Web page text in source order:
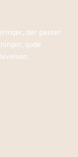
der passer
gode